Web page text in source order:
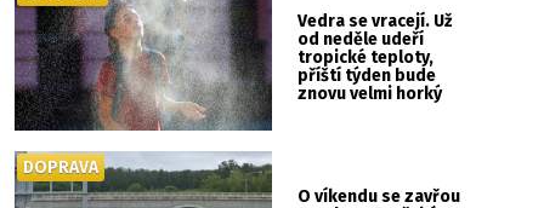
Vedra se vracejí. Už
od neděle udeří
tropické teploty,
příští týden bude
znovu velmi horký
O víkendu se zavřou
DOPRAVA